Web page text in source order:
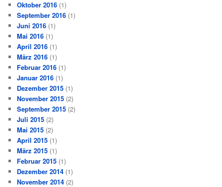
Oktober 2016 (1)
September 2016 (1)
Juni 2016 (1)
Mai 2016 (1)
April 2016 (1)
März 2016 (1)
Februar 2016 (1)
Januar 2016 (1)
Dezember 2015 (1)
November 2015 (2)
September 2015 (2)
Juli 2015 (2)
Mai 2015 (2)
April 2015 (1)
März 2015 (1)
Februar 2015 (1)
Dezember 2014 (1)
November 2014 (2)